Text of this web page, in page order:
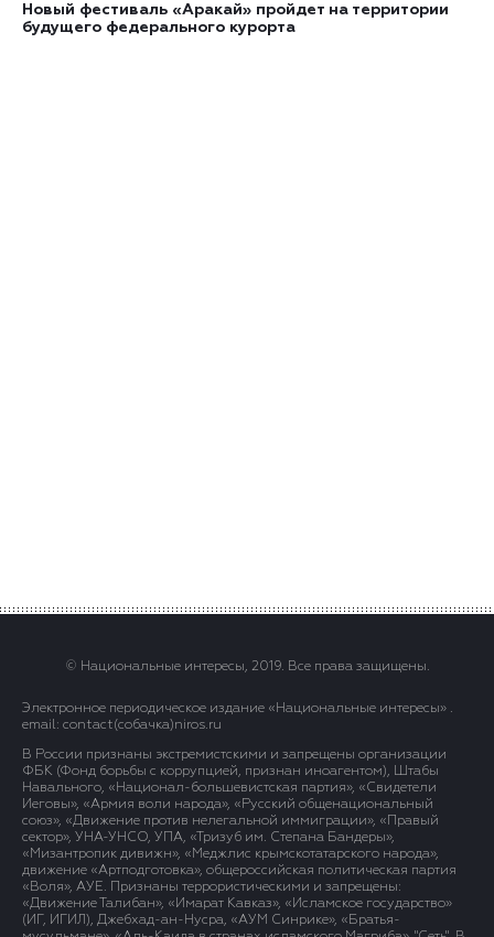
Новый фестиваль «Аракай» пройдет на территории
будущего федерального курорта
© Национальные интересы, 2019. Все права защищены.
Электронное периодическое издание «Национальные интересы» .
email: contact(сoбaчка)niros.ru
В России признаны экстремистскими и запрещены организации
ФБК (Фонд борьбы с коррупцией, признан иноагентом), Штабы
Навального, «Национал-большевистская партия», «Свидетели
Иеговы», «Армия воли народа», «Русский общенациональный
союз», «Движение против нелегальной иммиграции», «Правый
сектор», УНА-УНСО, УПА, «Тризуб им. Степана Бандеры»,
«Мизантропик дивижн», «Меджлис крымскотатарского народа»,
движение «Артподготовка», общероссийская политическая партия
«Воля», АУЕ. Признаны террористическими и запрещены:
«Движение Талибан», «Имарат Кавказ», «Исламское государство»
(ИГ, ИГИЛ), Джебхад-ан-Нусра, «АУМ Синрике», «Братья-